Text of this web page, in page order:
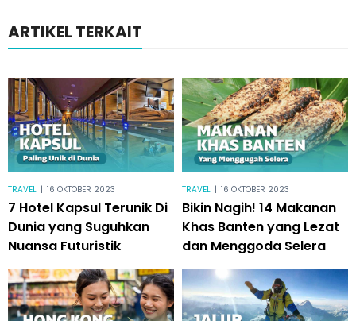
ARTIKEL TERKAIT
TRAVEL | 16 OKTOBER 2023
7 Hotel Kapsul Terunik Di
Dunia yang Suguhkan
Nuansa Futuristik
TRAVEL | 16 OKTOBER 2023
Bikin Nagih! 14 Makanan
Khas Banten yang Lezat
dan Menggoda Selera